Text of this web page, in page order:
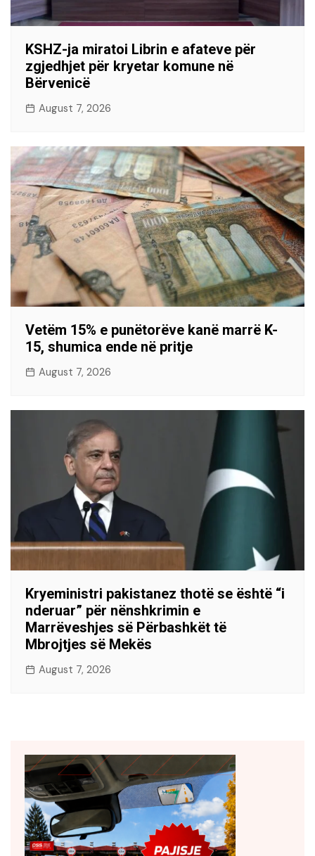
KSHZ-ja miratoi Librin e afateve për
zgjedhjet për kryetar komune në
Bërvenicë
August 7, 2026
Vetëm 15% e punëtorëve kanë marrë K-
15, shumica ende në pritje
August 7, 2026
Kryeministri pakistanez thotë se është “i
nderuar” për nënshkrimin e
Marrëveshjes së Përbashkët të
Mbrojtjes së Mekës
August 7, 2026